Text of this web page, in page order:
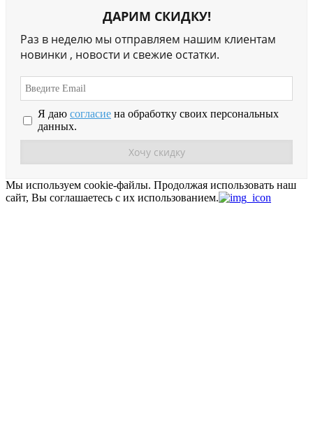
ДАРИМ СКИДКУ!
Раз в неделю мы отправляем нашим клиентам
новинки , новости и свежие остатки.
Я даю согласие на обработку своих персональных
данных.
Мы используем cookie-файлы. Продолжая использовать наш
сайт, Вы соглашаетесь с их использованием.